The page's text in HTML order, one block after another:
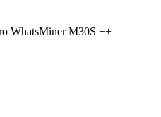
WhatsMiner M30S ++